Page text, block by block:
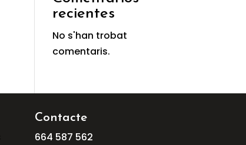
recientes
No s'han trobat
comentaris.
Contacte
664 587 562